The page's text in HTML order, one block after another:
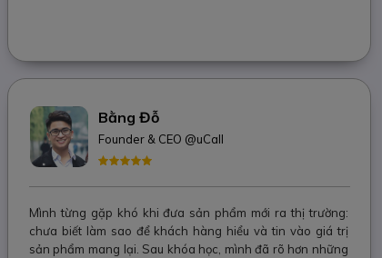
Mình từng gặp khó khi đưa sản phẩm mới ra thị trường:
chưa biết làm sao để khách hàng hiểu và tin vào giá trị
sản phẩm mang lại. Sau khóa học, mình đã rõ hơn những
Bằng Đỗ
Founder & CEO @uCall